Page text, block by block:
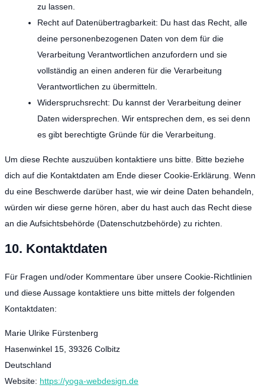
zu lassen.
Recht auf Datenübertragbarkeit: Du hast das Recht, alle
deine personenbezogenen Daten von dem für die
Verarbeitung Verantwortlichen anzufordern und sie
vollständig an einen anderen für die Verarbeitung
Verantwortlichen zu übermitteln.
Widerspruchsrecht: Du kannst der Verarbeitung deiner
Daten widersprechen. Wir entsprechen dem, es sei denn
es gibt berechtigte Gründe für die Verarbeitung.
Um diese Rechte auszuüben kontaktiere uns bitte. Bitte beziehe
dich auf die Kontaktdaten am Ende dieser Cookie-Erklärung. Wenn
du eine Beschwerde darüber hast, wie wir deine Daten behandeln,
würden wir diese gerne hören, aber du hast auch das Recht diese
an die Aufsichtsbehörde (Datenschutzbehörde) zu richten.
10. Kontaktdaten
Für Fragen und/oder Kommentare über unsere Cookie-Richtlinien
und diese Aussage kontaktiere uns bitte mittels der folgenden
Kontaktdaten:
Marie Ulrike Fürstenberg
Hasenwinkel 15, 39326 Colbitz
Deutschland
Website: https://yoga-webdesign.de